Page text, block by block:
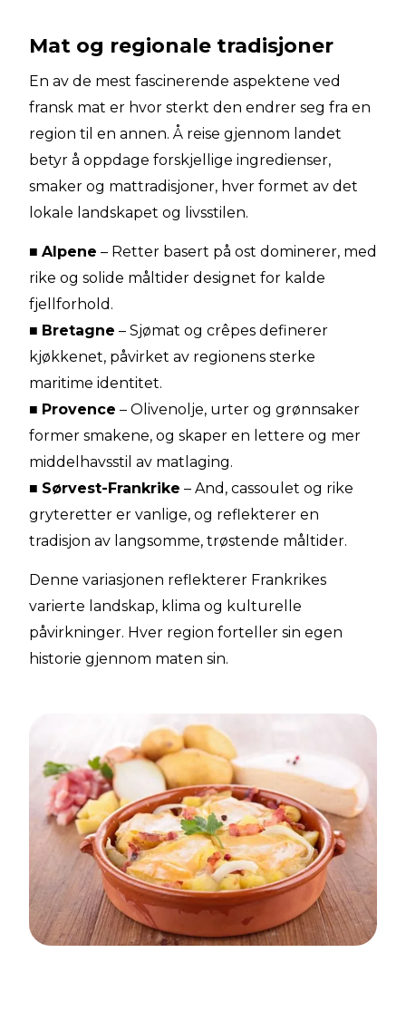
Mat og regionale tradisjoner
En av de mest fascinerende aspektene ved
fransk mat er hvor sterkt den endrer seg fra en
region til en annen. Å reise gjennom landet
betyr å oppdage forskjellige ingredienser,
smaker og mattradisjoner, hver formet av det
lokale landskapet og livsstilen.
■ Alpene – Retter basert på ost dominerer, med
rike og solide måltider designet for kalde
fjellforhold.
■ Bretagne – Sjømat og crêpes definerer
kjøkkenet, påvirket av regionens sterke
maritime identitet.
■ Provence – Olivenolje, urter og grønnsaker
former smakene, og skaper en lettere og mer
middelhavsstil av matlaging.
■ Sørvest-Frankrike – And, cassoulet og rike
gryteretter er vanlige, og reflekterer en
tradisjon av langsomme, trøstende måltider.
Denne variasjonen reflekterer Frankrikes
varierte landskap, klima og kulturelle
påvirkninger. Hver region forteller sin egen
historie gjennom maten sin.